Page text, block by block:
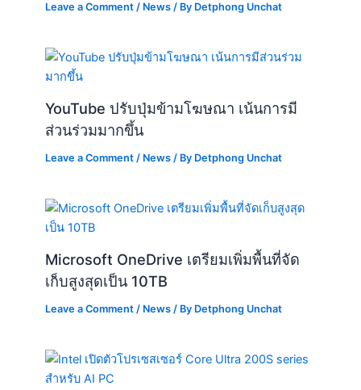
Leave a Comment / News / By Detphong Unchat
YouTube ปรับปุ่มข้ามโฆษณา เน้นการมี
ส่วนร่วมมากขึ้น
Leave a Comment / News / By Detphong Unchat
Microsoft OneDrive เตรียมเพิ่มพื้นที่จัด
เก็บสูงสุดเป็น 10TB
Leave a Comment / News / By Detphong Unchat